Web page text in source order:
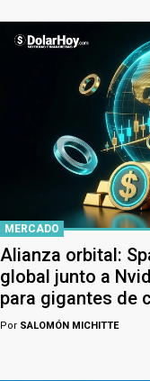
MERCADO
Alianza orbital:
global junto a
para gigantes de
Por SALOMÓN MICHITTE